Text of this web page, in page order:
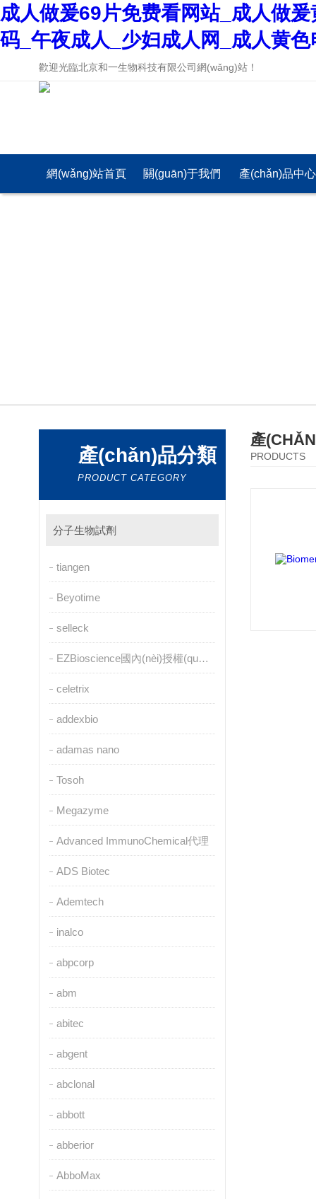
成人做爰69片免费看网站_成人做
码_午夜成人_少妇成人网_成人黄
歡迎光臨北京和一生物科技有限公司網(wǎng)站！
網(wǎng)站首頁 關(guān)于我們 產(chǎn)品中心
產(chǎn)品分類
PRODUCT CATEGORY
分子生物試劑
tiangen
Beyotime
selleck
EZBioscience國內(nèi)授權(quán)代理
celetrix
addexbio
adamas nano
Tosoh
Megazyme
Advanced ImmunoChemical代理
ADS Biotec
Ademtech
inalco
abpcorp
abm
abitec
abgent
abclonal
abbott
abberior
AbboMax
產
PRODUCTS